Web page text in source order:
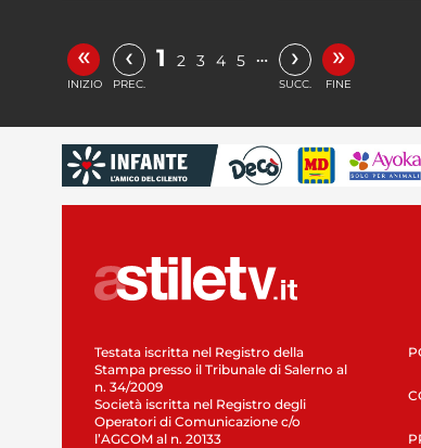
«
INIZIO
‹
PREC.
1 2 3 4 5 … ›
SUCC.
»
FINE
Testata iscritta nel Registro della
Stampa presso il Tribunale di Salerno al
n. 34/2009
Società iscritta nel Registro degli
Operatori di Comunicazione c/o
l’AGCOM al n. 20133